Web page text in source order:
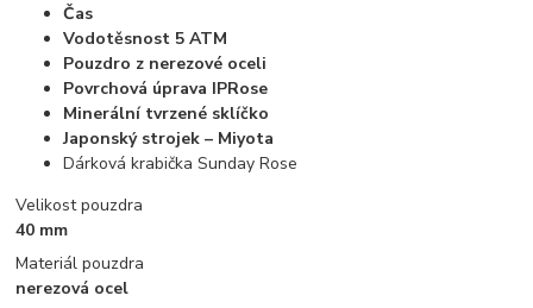
Čas
Vodotěsnost 5 ATM
Pouzdro z nerezové oceli
Povrchová úprava IPRose
Minerální tvrzené sklíčko
Japonský strojek – Miyota
Dárková krabička Sunday Rose
Velikost pouzdra
40 mm
Materiál pouzdra
nerezová ocel